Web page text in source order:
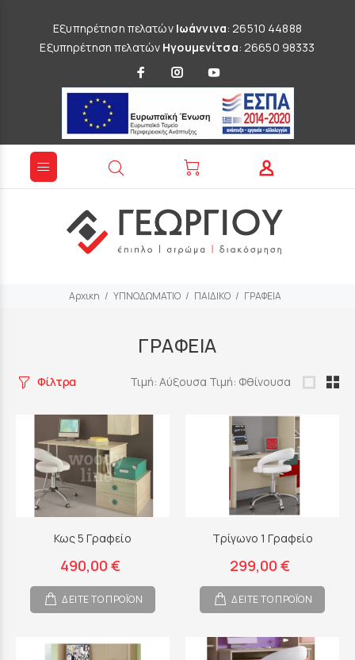
Εξυπηρέτηση πελατών Ιωάννινα: 26510 44888
Εξυπηρέτηση πελατών Ηγουμενίτσα: 26650 98333
Αρχικη ΥΠΝΟΔΩΜΑΤΙΟ ΠΑΙΔΙΚΟ ΓΡΑΦΕΙΑ
ΓΡΑΦΕΙΑ
Φίλτρα Τιμή: Αύξουσα Τιμή: Φθίνουσα
Κως 5 Γραφείο
490,00 €
ΔΕΙΤΕ ΤΟ ΠΡΟΪΟΝ
Τρίγωνο 1 Γραφείο
299,00 €
ΔΕΙΤΕ ΤΟ ΠΡΟΪΟΝ